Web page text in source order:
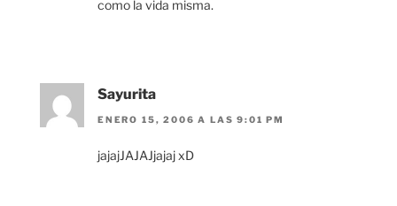
como la vida misma.
Sayurita
ENERO 15, 2006 A LAS 9:01 PM
jajajJAJAJjajaj xD